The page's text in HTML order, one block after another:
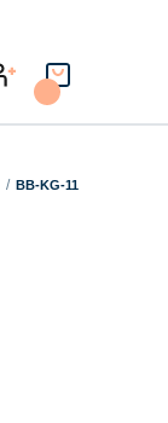
BB-KG-11